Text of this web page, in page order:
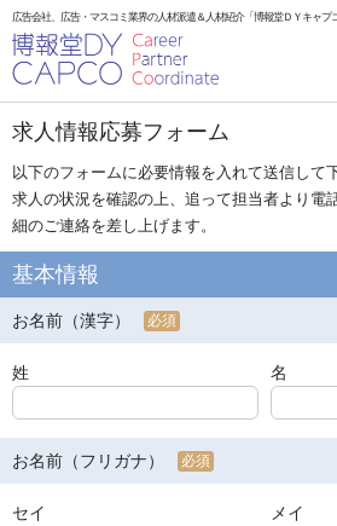
広告会社、広告・マスコミ業界の人材派遣＆人材紹介「博報堂ＤＹキャプ
求人情報応募フォーム
以下のフォームに必要情報を入れて送信して
求人の状況を確認の上、追って担当者より電
細のご連絡を差し上げます。
基本情報
お名前（漢字） 必須
姓 名
お名前（フリガナ） 必須
セイ メイ